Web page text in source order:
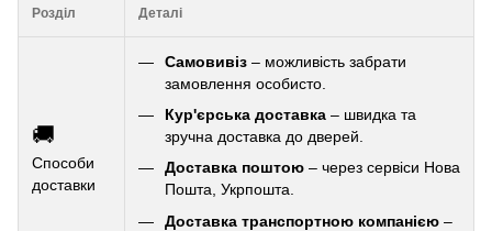
Розділ Деталі
🚚
Способи
доставки
Самовивіз – можливість забрати
замовлення особисто.
Кур'єрська доставка – швидка та
зручна доставка до дверей.
Доставка поштою – через сервіси Нова
Пошта, Укрпошта.
Доставка транспортною компанією –